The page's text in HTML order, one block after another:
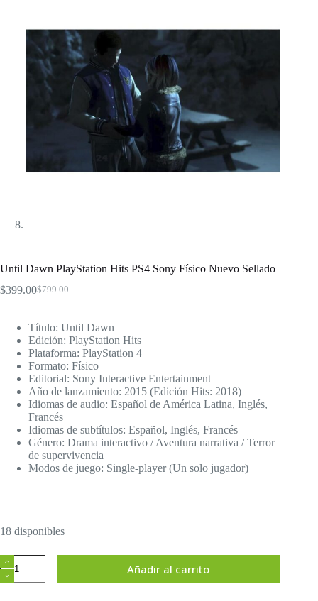
Until Dawn PlayStation Hits PS4 Sony Físico Nuevo Sellado
$799.00
El
original
era:
$799.00.
$399.00El
actual
es:
$399.00.
Título: Until Dawn
Edición: PlayStation Hits
Plataforma: PlayStation 4
Formato: Físico
Editorial: Sony Interactive Entertainment
Año de lanzamiento: 2015 (Edición Hits: 2018)
Idiomas de audio: Español de América Latina, Inglés,
Francés
Idiomas de subtítulos: Español, Inglés, Francés
Género: Drama interactivo / Aventura narrativa / Terror
de supervivencia
Modos de juego: Single-player (Un solo jugador)
18 disponibles
Until
Dawn
PlayStation
Añadir al carrito